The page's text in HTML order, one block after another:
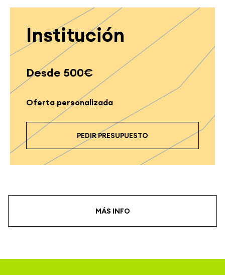
Institución
Desde 500€
Oferta personalizada
PEDIR PRESUPUESTO
MÁS INFO